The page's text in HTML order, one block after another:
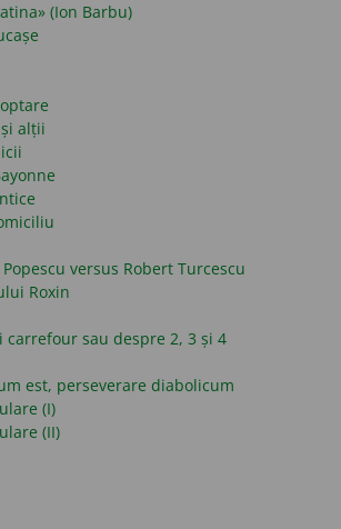
(Ion Barbu)
alții
versus Robert Turcescu
Roxin
sau despre 2, 3 și 4
est, perseverare diabolicum
(I)
(II)